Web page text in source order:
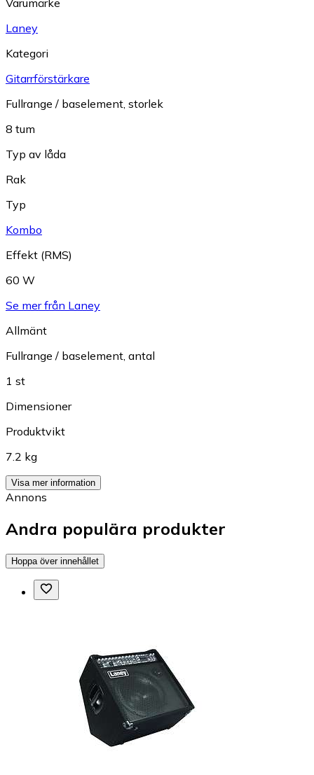
Laney
Kategori
Gitarrförstärkare
Fullrange / baselement, storlek
8 tum
Typ av låda
Rak
Typ
Kombo
Effekt (RMS)
60 W
Se mer från Laney
Allmänt
Fullrange / baselement, antal
1 st
Dimensioner
Produktvikt
7.2 kg
Visa mer information
Annons
Andra populära produkter
Hoppa över innehållet